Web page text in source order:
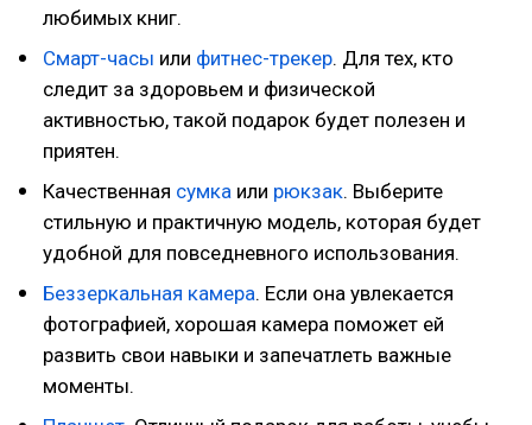
любимых книг.
Смарт-часы или фитнес-трекер. Для тех, кто
следит за здоровьем и физической
активностью, такой подарок будет полезен и
приятен.
Качественная сумка или рюкзак. Выберите
стильную и практичную модель, которая будет
удобной для повседневного использования.
Беззеркальная камера. Если она увлекается
фотографией, хорошая камера поможет ей
развить свои навыки и запечатлеть важные
моменты.